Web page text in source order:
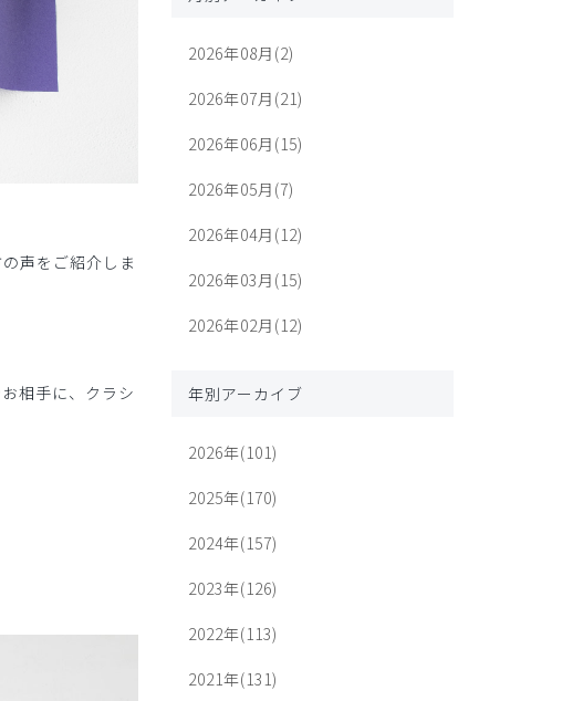
声をご紹介しま
相手に、クラシ
2026年08月(2)
2026年07月(21)
2026年06月(15)
2026年05月(7)
2026年04月(12)
2026年03月(15)
2026年02月(12)
年別アーカイブ
2026年(101)
2025年(170)
2024年(157)
2023年(126)
2022年(113)
2021年(131)